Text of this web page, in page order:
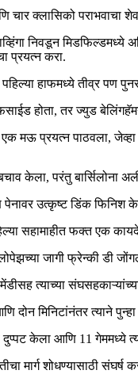
चार क्लासिको
निवडून
प्रयत्न करा.
हाफमध्ये तीव्र पण
होता, तर ज्युड
मऊ प्रयत्न पाठवला,
केला, परंतु
पेनावर उत्कृष्ट डिंक
सहामाहीत फक्त एक
जागी फ्रेन्की डी
त्याच्या
दोन मिनिटांनंतर त्याने
दुप्पट केला आणि 11
मार्ग शोधण्यासाठी